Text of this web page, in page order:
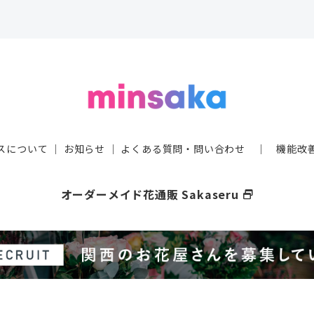
について ｜ お知らせ ｜ よくある質問・問い合わせ ｜機能改
オーダーメイド花通販 Sakaseru select_window